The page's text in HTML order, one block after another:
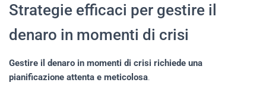
Strategie efficaci per gestire il
denaro in momenti di crisi
Gestire il denaro in momenti di crisi richiede una
pianificazione attenta e meticolosa.